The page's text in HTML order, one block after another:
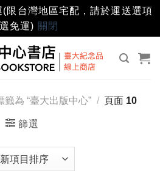
限台灣地區宅配，請於運送選項
免運) 關閉
籤為 “臺大出版中心” / 頁面 10
篩選